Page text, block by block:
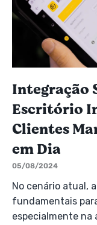
Integração
Escritório
Clientes
em Dia
05/08/2024
No cenário atual,
fundamentais
especialmente na